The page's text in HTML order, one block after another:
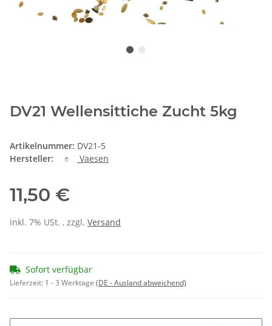
DV21 Wellensittiche Zucht 5kg
Artikelnummer: DV21-5
Hersteller:
Vaesen
11,50 €
inkl. 7% USt. , zzgl. Versand
Sofort verfügbar
Lieferzeit: 1 - 3 Werktage (DE - Ausland abweichend)